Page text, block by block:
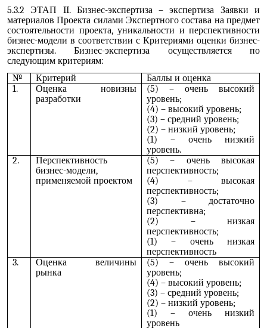
5.3.2 ЭТАП II. Бизнес-экспертиза – экспертиза Заявки и
материалов Проекта силами Экспертного состава на предмет
состоятельности проекта, уникальности и перспективности
бизнес-модели в соответствии с Критериями оценки бизнес-
экспертизы. Бизнес-экспертиза осуществляется по
следующим критериям:
№
Критерий
Баллы и оценка
1.
Оценка новизны
разработки
(5) – очень высокий
уровень;
(4) – высокий уровень;
(3) – средний уровень;
(2) – низкий уровень;
(1) – очень низкий
уровень.
2.
Перспективность
бизнес-модели,
применяемой проектом
(5) – очень высокая
перспективность;
(4) – высокая
перспективность;
(3) – достаточно
перспективна;
(2) – низкая
перспективность;
(1) – очень низкая
перспективность
3.
Оценка величины
рынка
(5) – очень высокий
уровень;
(4) – высокий уровень;
(3) – средний уровень;
(2) – низкий уровень;
(1) – очень низкий
уровень